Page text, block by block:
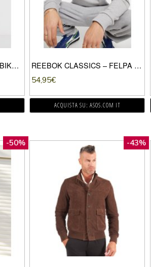
ASOS DESIGN – GIACCA BIKER COLOR CUOIO IN PELLE SCAMOSCIATA SINTETICA REEBOK CLASSICS – FELPA GRIGIO CHIARO MÉLANGE CON LOGO LILLA
54,95€
ACQUISTA SU: ASOS.COM IT
-50% -43%